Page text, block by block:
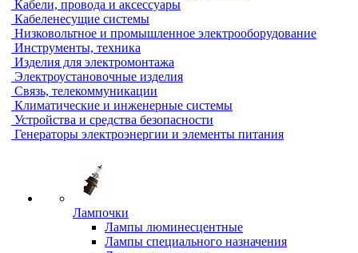
Кабели, провода и аксессуары
Кабеленесущие системы
Низковольтное и промышленное электрооборудование
Инструменты, техника
Изделия для электромонтажа
Электроустановочные изделия
Связь, телекоммуникации
Климатические и инженерные системы
Устройства и средства безопасности
Генераторы электроэнергии и элементы питания
Лампочки
Лампы люминесцентные
Лампы специального назначения